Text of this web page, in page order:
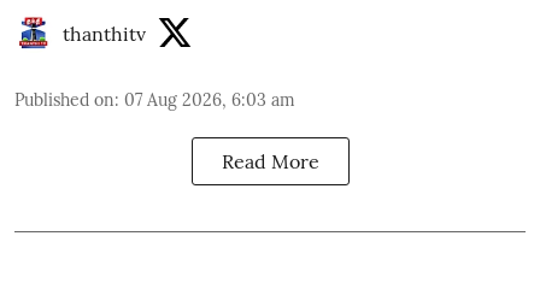
thanthitv
Published on: 07 Aug 2026, 6:03 am
Read More